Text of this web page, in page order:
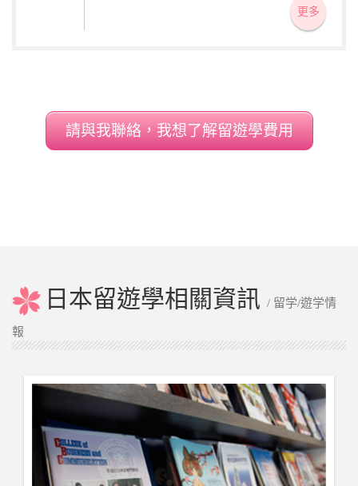
計師、廚師、糕點師、營養師、保育員、護理
員、醫療管理、體育教練和指導員等諸多夢幻
更多
請與我聯絡，我想了解留遊學費用
日本留遊學相關資訊 / 留学/遊学情
報